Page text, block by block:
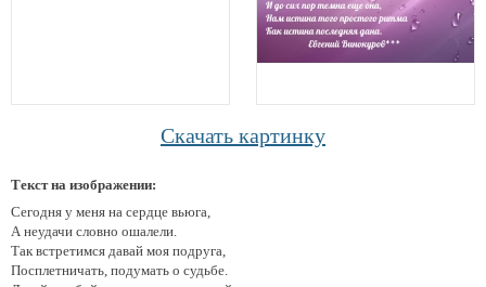
Скачать картинку
Текст на изображении:
Сегодня у меня на сердце вьюга,
А неудачи словно ошалели.
Так встретимся давай моя подруга,
Посплетничать, подумать о судьбе.